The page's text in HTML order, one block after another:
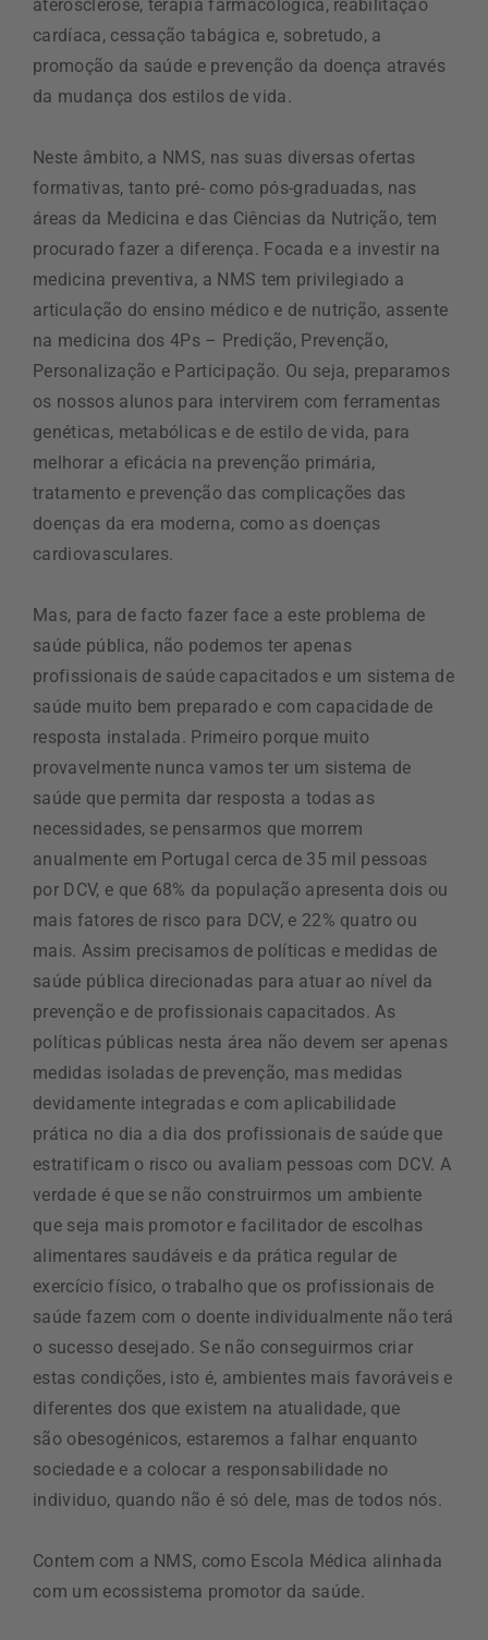
aterosclerose, terapia farmacológica, reabilitação
cardíaca, cessação tabágica e, sobretudo, a
promoção da saúde e prevenção da doença através
da mudança dos estilos de vida.
Neste âmbito, a NMS, nas suas diversas ofertas
formativas, tanto pré- como pós-graduadas, nas
áreas da Medicina e das Ciências da Nutrição, tem
procurado fazer a diferença. Focada e a investir na
medicina preventiva, a NMS tem privilegiado a
articulação do ensino médico e de nutrição, assente
na medicina dos 4Ps – Predição, Prevenção,
Personalização e Participação. Ou seja, preparamos
os nossos alunos para intervirem com ferramentas
genéticas, metabólicas e de estilo de vida, para
melhorar a eficácia na prevenção primária,
tratamento e prevenção das complicações das
doenças da era moderna, como as doenças
cardiovasculares.
Mas, para de facto fazer face a este problema de
saúde pública, não podemos ter apenas
profissionais de saúde capacitados e um sistema de
saúde muito bem preparado e com capacidade de
resposta instalada. Primeiro porque muito
provavelmente nunca vamos ter um sistema de
saúde que permita dar resposta a todas as
necessidades, se pensarmos que morrem
anualmente em Portugal cerca de 35 mil pessoas
por DCV, e que 68% da população apresenta dois ou
mais fatores de risco para DCV, e 22% quatro ou
mais. Assim precisamos de políticas e medidas de
saúde pública direcionadas para atuar ao nível da
prevenção e de profissionais capacitados. As
políticas públicas nesta área não devem ser apenas
medidas isoladas de prevenção, mas medidas
devidamente integradas e com aplicabilidade
prática no dia a dia dos profissionais de saúde que
estratificam o risco ou avaliam pessoas com DCV. A
verdade é que se não construirmos um ambiente
que seja mais promotor e facilitador de escolhas
alimentares saudáveis e da prática regular de
exercício físico, o trabalho que os profissionais de
saúde fazem com o doente individualmente não terá
o sucesso desejado. Se não conseguirmos criar
estas condições, isto é, ambientes mais favoráveis e
diferentes dos que existem na atualidade, que
são obesogénicos, estaremos a falhar enquanto
sociedade e a colocar a responsabilidade no
individuo, quando não é só dele, mas de todos nós.
Contem com a NMS, como Escola Médica alinhada
com um ecossistema promotor da saúde.